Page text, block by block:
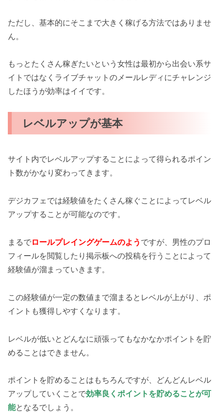
ただし、基本的にそこまで大きく稼げる方法ではありませ
ん。
もっとたくさん稼ぎたいという女性は最初から出会い系サ
イトではなくライブチャットのメールレディにチャレンジ
したほうが効率はイイです。
レベルアップが基本
サイト内でレベルアップすることによって得られるポイン
ト数がかなり変わってきます。
デジカフェでは経験値をたくさん稼ぐことによってレベル
アップすることが可能なのです。
まるでロールプレイングゲームのよう ですが、男性のプロ
フィールを閲覧したり掲示板への投稿を行うことによって
経験値が溜まっていきます。
この経験値が一定の数値まで溜まるとレベルが上がり、ポ
イントも獲得しやすくなります。
レベルが低いとどんなに頑張ってもなかなかポイントを貯
めることはできません。
ポイントを貯めることはもちろんですが、どんどんレベル
アップしていくことで効率良くポイントを貯めることが可
能となるでしょう。